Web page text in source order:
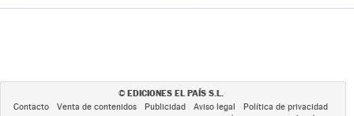
© EDICIONES EL PAÍS S.L.
Contacto Venta de contenidos Publicidad Aviso legal
Política de privacidad